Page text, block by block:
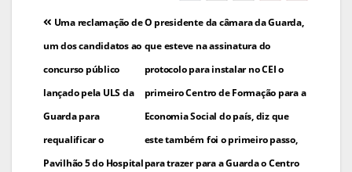
Navegação
de
artigos
O presidente da câmara da Guarda,
que esteve na assinatura do
protocolo para instalar no CEI o
primeiro Centro de Formação para a
Economia Social do país, diz que
este também foi o primeiro passo,
para trazer para a Guarda o Centro
Uma reclamação de
um dos candidatos ao
concurso público
lançado pela ULS da
Guarda para
requalificar o
Pavilhão 5 do Hospital